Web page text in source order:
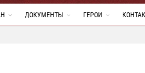
ДОКУМЕНТЫ ГЕРОИ